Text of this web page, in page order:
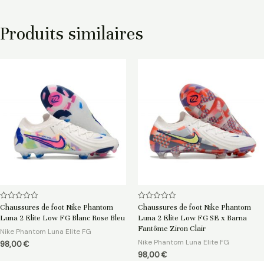
Produits similaires
Note
sur
Chaussures de foot Nike Phantom
Luna 2 Elite Low FG Blanc Rose Bleu
Nike Phantom Luna Elite FG
98,00€
Note
sur
5
Chaussures de foot Nike Phantom
Luna 2 Elite Low FG SE x Barna
Fantôme Ziron Clair
Nike Phantom Luna Elite FG
98,00€